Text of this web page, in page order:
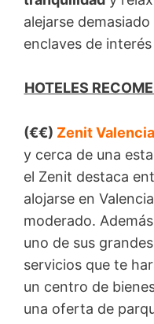
alejarse
enclaves de
HOTELES
(€€) Zenit Valencia
y cerca de una
el Zenit destaca
alojarse en
moderado.
uno de sus
servicios que te
un centro de
una oferta de